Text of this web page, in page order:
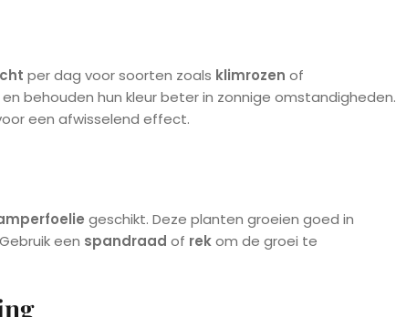
per dag voor soorten zoals klimrozen of
behouden hun kleur beter in zonnige omstandigheden.
een afwisselend effect.
geschikt. Deze planten groeien goed in
een spandraad of rekom de groei te